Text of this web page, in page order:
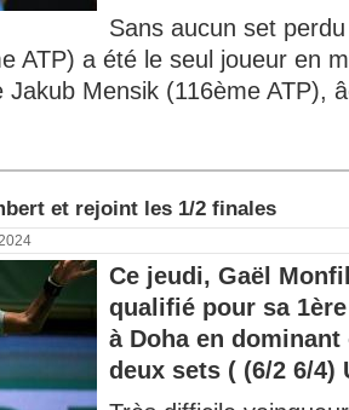
Sans aucun set
ATP) a été le seul joueur en
Jakub Mensik (116ème ATP),
et rejoint les 1/2 finales
Ce jeudi, Gaël
qualifié pour sa
à Doha en
deux sets ( (6/2 6/4)